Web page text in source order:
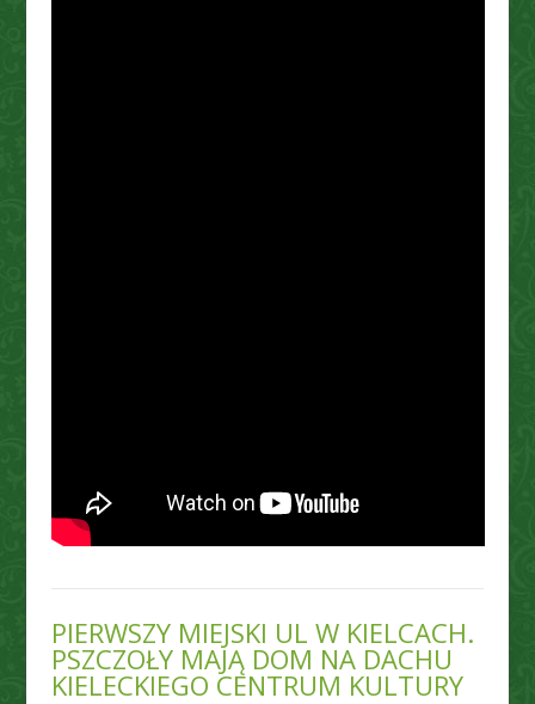
PIERWSZY MIEJSKI UL W KIELCACH.
PSZCZOŁY MAJĄ DOM NA DACHU
KIELECKIEGO CENTRUM KULTURY